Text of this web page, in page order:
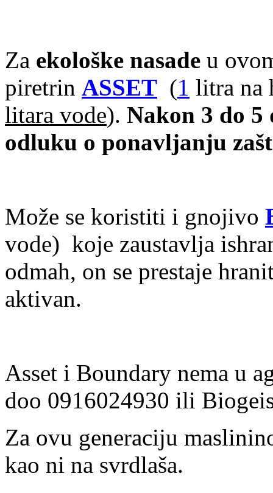
Za ekološke nasade u
piretrin ASSET (1 litra na
litara vode). Nakon 3 do 5
odluku o ponavljanju
Može se koristiti i gnojivo
vode) koje zaustavlja
odmah, on se prestaje
aktivan.
Asset i Boundary nema u
doo 0916024930 ili
Za ovu generaciju
kao ni na svrdlaša.